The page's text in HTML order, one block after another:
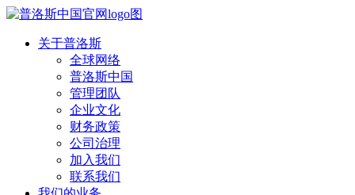
关于普洛斯
全球网络
普洛斯中国
管理团队
企业文化
财务政策
公司治理
加入我们
联系我们